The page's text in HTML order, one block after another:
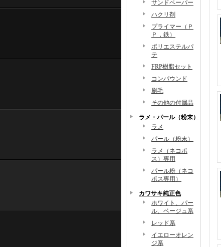
サンドペーパー
ハクリ剤
プライマー（Ｐ
Ｐ，鉄）
ポリエステルパ
テ
FRP樹脂セット
コンパウンド
刷毛
その他の付属品
ラメ・パール（粉末）
ラメ
パール（粉末）
ラメ（ネコポ
ス）専用
パール粉（ネコ
ポス専用）
カワサキ純正色
ホワイト、パー
ル、ベージュ系
レッド系
イエローオレン
ジ系